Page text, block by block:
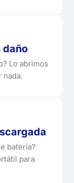
daño
Lo abrimos
nada.
batería?
para